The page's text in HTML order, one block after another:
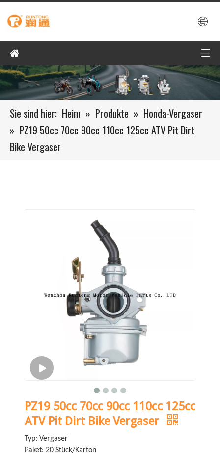
Sie sind hier: Heim » Produkte » Honda-Vergaser
» PZ19 50cc 70cc 90cc 110cc 125cc ATV Pit Dirt
Bike Vergaser
PZ19 50cc 70cc 90cc 110cc 125cc
ATV Pit Dirt Bike Vergaser
Typ: Vergaser
Paket: 20 Stück/Karton